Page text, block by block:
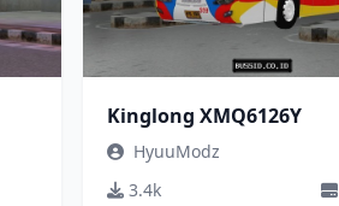
Kinglong XMQ6126Y
HyuuModz
3.4k